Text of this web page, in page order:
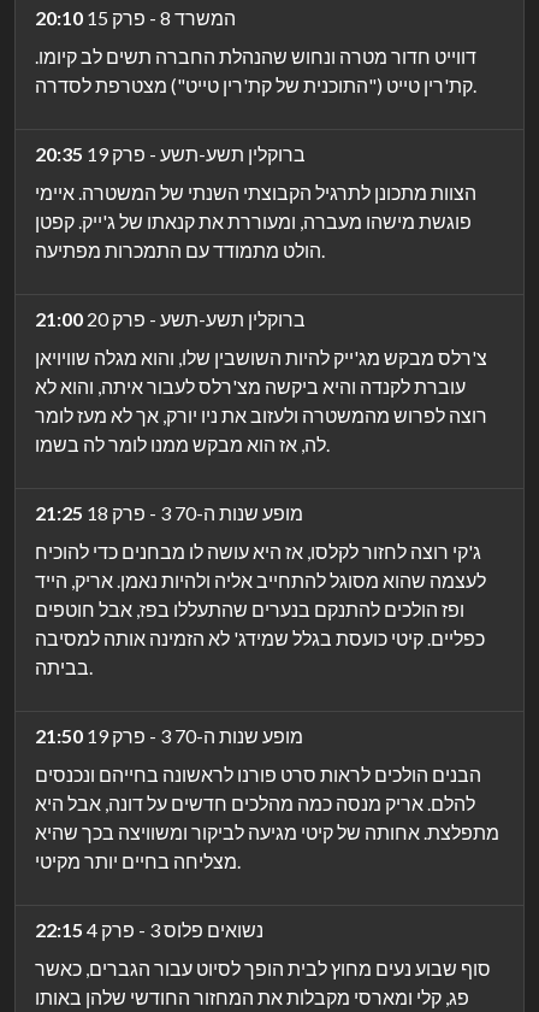
20:10
המשרד 8 - פרק 15
דווייט חדור מטרה ונחוש שהנהלת החברה תשים לב קיומו.
קת'רין טייט ("התוכנית של קת'רין טייט") מצטרפת לסדרה.
20:35
ברוקלין תשע-תשע - פרק 19
הצוות מתכונן לתרגיל הקבוצתי השנתי של המשטרה. איימי
פוגשת מישהו מעברה, ומעוררת את קנאתו של ג'ייק. קפטן
הולט מתמודד עם התמכרות מפתיעה.
21:00
ברוקלין תשע-תשע - פרק 20
צ'רלס מבקש מג'ייק להיות השושבין שלו, והוא מגלה שוויויאן
עוברת לקנדה והיא ביקשה מצ'רלס לעבור איתה, והוא לא
רוצה לפרוש מהמשטרה ולעזוב את ניו יורק, אך לא מעז לומר
לה, אז הוא מבקש ממנו לומר לה בשמו.
21:25
מופע שנות ה-70 3 - פרק 18
ג'קי רוצה לחזור לקלסו, אז היא עושה לו מבחנים כדי להוכיח
לעצמה שהוא מסוגל להתחייב אליה ולהיות נאמן. אריק, הייד
ופז הולכים להתנקם בנערים שהתעללו בפז, אבל חוטפים
כפליים. קיטי כועסת בגלל שמידג' לא הזמינה אותה למסיבה
בביתה.
21:50
מופע שנות ה-70 3 - פרק 19
הבנים הולכים לראות סרט פורנו לראשונה בחייהם ונכנסים
להלם. אריק מנסה כמה מהלכים חדשים על דונה, אבל היא
מתפלצת. אחותה של קיטי מגיעה לביקור ומשוויצה בכך שהיא
מצליחה בחיים יותר מקיטי.
22:15
נשואים פלוס 3 - פרק 4
סוף שבוע נעים מחוץ לבית הופך לסיוט עבור הגברים, כאשר
פג, קלי ומארסי מקבלות את המחזור החודשי שלהן באותו